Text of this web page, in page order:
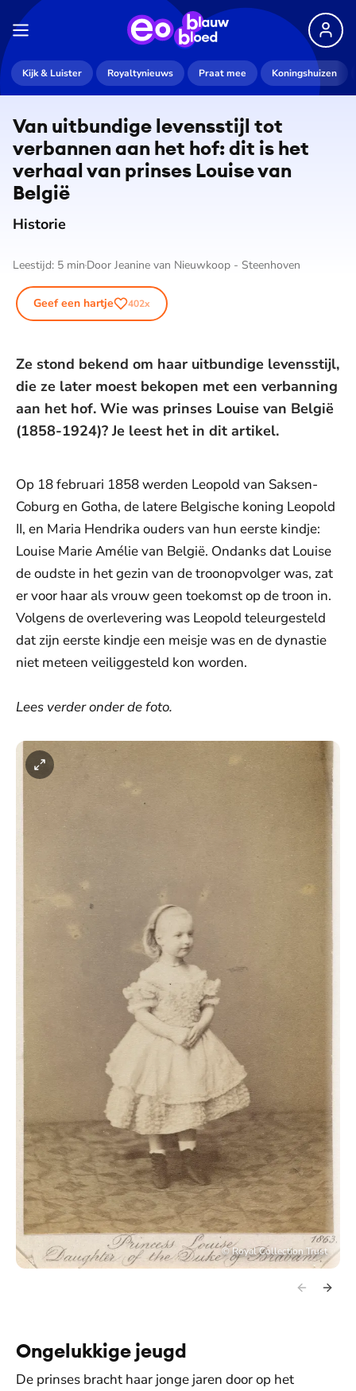
Kijk & Luister Royaltynieuws Praat mee Koningshuizen
Van uitbundige levensstijl tot
verbannen aan het hof: dit is het
verhaal van prinses Louise van
België
Historie
Leestijd: 5 min Door Jeanine van Nieuwkoop - Steenhoven
Geef een hartje 402x
Ze stond bekend om haar uitbundige levensstijl,
die ze later moest bekopen met een verbanning
aan het hof. Wie was prinses Louise van België
(1858-1924)? Je leest het in dit artikel.
Op 18 februari 1858 werden Leopold van Saksen-
Coburg en Gotha, de latere Belgische koning Leopold
II, en Maria Hendrika ouders van hun eerste kindje:
Louise Marie Amélie van België. Ondanks dat Louise
de oudste in het gezin van de troonopvolger was, zat
er voor haar als vrouw geen toekomst op de troon in.
Volgens de overlevering was Leopold teleurgesteld
dat zijn eerste kindje een meisje was en de dynastie
niet meteen veiliggesteld kon worden.
Lees verder onder de foto.
©Royal Collection Trust
Ongelukkige jeugd
De prinses bracht haar jonge jaren door op het